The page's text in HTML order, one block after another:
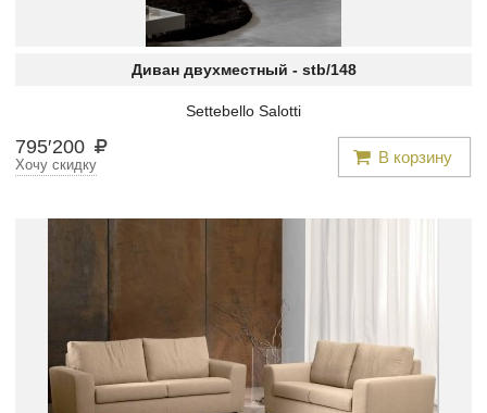
Диван двухместный - stb/148
Settebello Salotti
795′200 В корзину
Хочу скидку